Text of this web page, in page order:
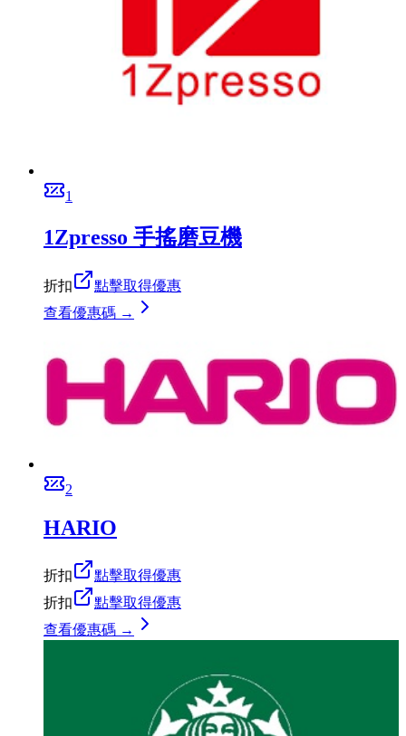
1
1Zpresso 手搖磨豆機
折扣
點擊取得優惠
查看優惠碼 →
2
HARIO
折扣
點擊取得優惠
折扣
點擊取得優惠
查看優惠碼 →